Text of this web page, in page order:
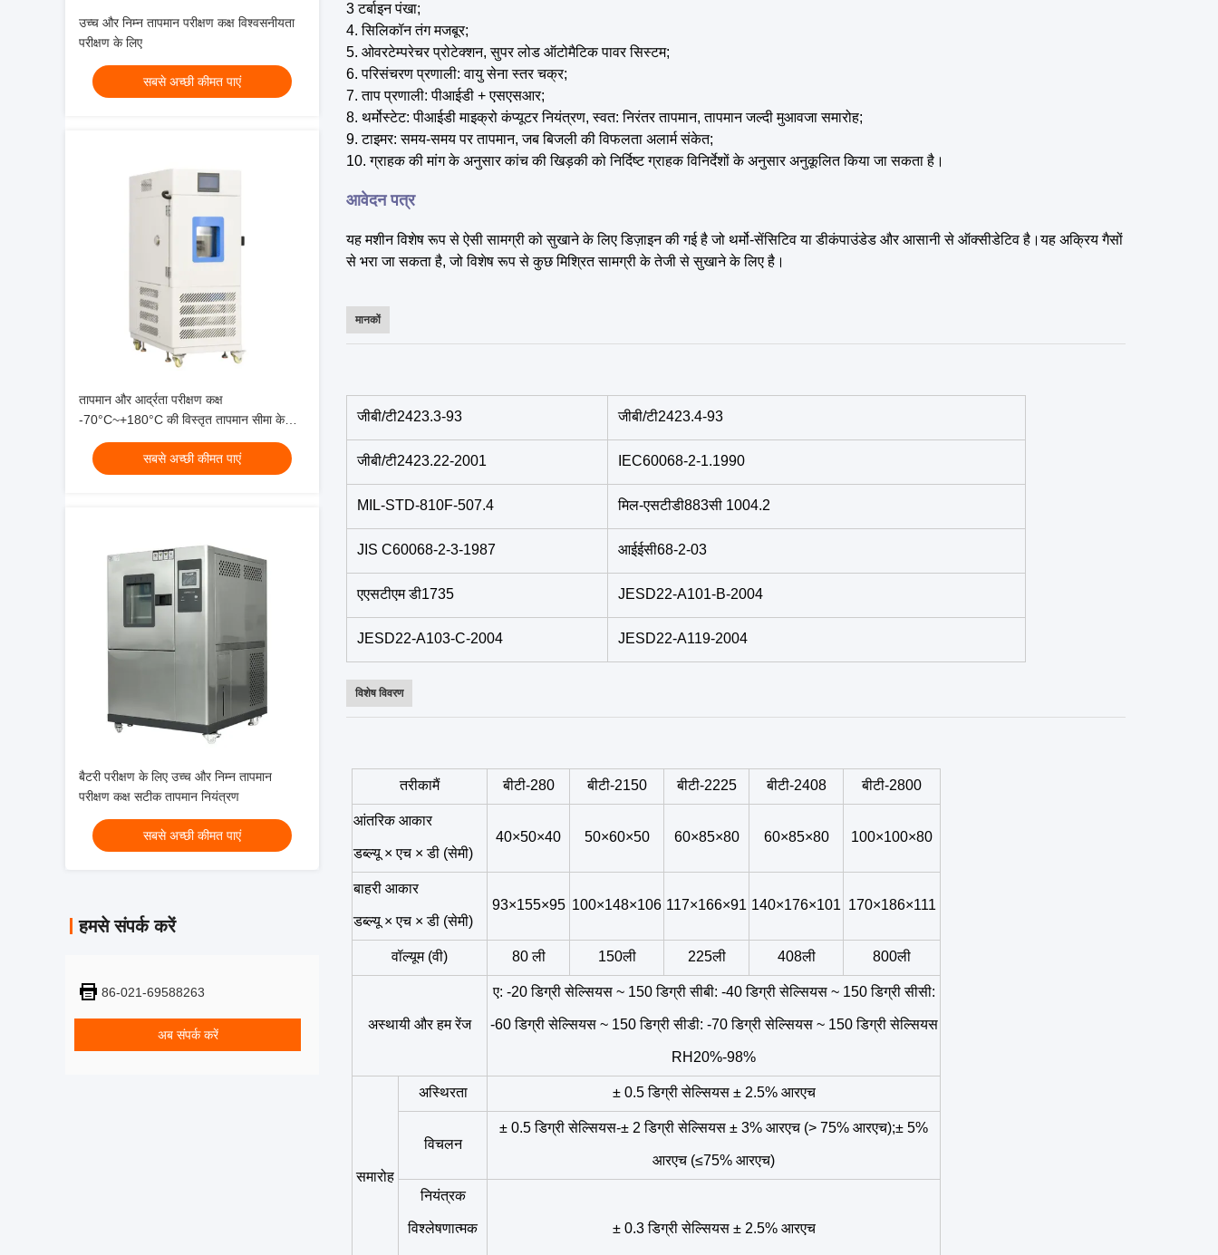
उच्च और निम्न तापमान परीक्षण कक्ष विश्वसनीयता
परीक्षण के लिए
सबसे अच्छी कीमत पाएं
तापमान और आर्द्रता परीक्षण कक्ष
-70°C~+180°C की विस्तृत तापमान सीमा के
सबसे अच्छी कीमत पाएं
बैटरी परीक्षण के लिए उच्च और निम्न तापमान
परीक्षण कक्ष सटीक तापमान नियंत्रण
सबसे अच्छी कीमत पाएं
हमसे संपर्क करें
86-021-69588263
अब संपर्क करें
3 टर्बाइन पंखा;
4. सिलिकॉन तंग मजबूर;
5. ओवरटेम्परेचर प्रोटेक्शन, सुपर लोड ऑटोमैटिक पावर सिस्टम;
6. परिसंचरण प्रणाली: वायु सेना स्तर चक्र;
7. ताप प्रणाली: पीआईडी ​​+ एसएसआर;
8. थर्मोस्टेट: पीआईडी ​​माइक्रो कंप्यूटर नियंत्रण, स्वत: निरंतर तापमान, तापमान जल्दी मुआवजा समारोह;
9. टाइमर: समय-समय पर तापमान, जब बिजली की विफलता अलार्म संकेत;
10. ग्राहक की मांग के अनुसार कांच की खिड़की को निर्दिष्ट ग्राहक विनिर्देशों के अनुसार अनुकूलित किया जा सकता है।
आवेदन पत्र
यह मशीन विशेष रूप से ऐसी सामग्री को सुखाने के लिए डिज़ाइन की गई है जो थर्मो-सेंसिटिव या डीकंपाउंडेड और आसानी से ऑक्सीडेटिव है।यह अक्रिय गैसों
से भरा जा सकता है, जो विशेष रूप से कुछ मिश्रित सामग्री के तेजी से सुखाने के लिए है।
मानकों
जीबी/टी2423.3-93 जीबी/टी2423.4-93
जीबी/टी2423.22-2001 IEC60068-2-1.1990
MIL-STD-810F-507.4 मिल-एसटीडी883सी 1004.2
JIS C60068-2-3-1987 आईईसी68-2-03
एएसटीएम डी1735 JESD22-A101-B-2004
JESD22-A103-C-2004 JESD22-A119-2004
विशेष विवरण
तरीकामैं बीटी-280 बीटी-2150 बीटी-2225 बीटी-2408 बीटी-2800
आंतरिक आकार
डब्ल्यू × एच × डी (सेमी)
40×50×40 50×60×50 60×85×80 60×85×80 100×100×80
बाहरी आकार
डब्ल्यू × एच × डी (सेमी)
93×155×95 100×148×106 117×166×91 140×176×101 170×186×111
वॉल्यूम (वी) 80 ली 150ली 225ली 408ली 800ली
अस्थायी और हम रेंज
ए: -20 डिग्री सेल्सियस ~ 150 डिग्री सीबी: -40 डिग्री सेल्सियस ~ 150 डिग्री सीसी:
-60 डिग्री सेल्सियस ~ 150 डिग्री सीडी: -70 डिग्री सेल्सियस ~ 150 डिग्री सेल्सियस
RH20%-98%
समारोह
अस्थिरता ± 0.5 डिग्री सेल्सियस ± 2.5% आरएच
विचलन
± 0.5 डिग्री सेल्सियस-± 2 डिग्री सेल्सियस ± 3% आरएच (> 75% आरएच);± 5%
आरएच (≤75% आरएच)
नियंत्रक
विश्लेषणात्मक ± 0.3 डिग्री सेल्सियस ± 2.5% आरएच